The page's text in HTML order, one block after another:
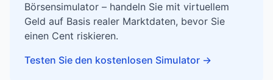
Börsensimulator – handeln Sie mit virtuellem
Geld auf Basis realer Marktdaten, bevor Sie
einen Cent riskieren.
Testen Sie den kostenlosen Simulator →